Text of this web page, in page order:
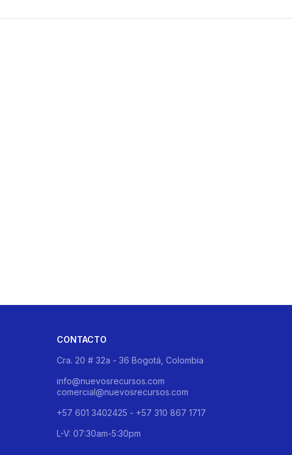
CONTACTO
Cra. 20 # 32a - 36 Bogotá, Colombia
info@nuevosrecursos.com
comercial@nuevosrecursos.com
+57 601 3402425 - +57 310 867 1717
L-V: 07:30am-5:30pm